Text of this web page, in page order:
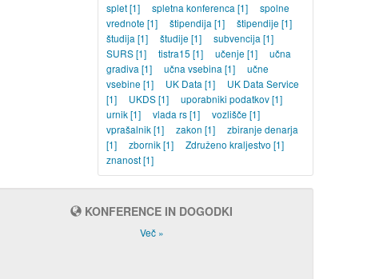
splet[1] spletna konferenca [1]
spolne
vrednote [1] štipendija [1] štipendije [1]
študija [1] študije [1] subvencija [1]
SURS[1] tistra15 [1] učenje [1]
učna
gradiva [1] učna vsebina [1]
učne
vsebine [1] UK Data [1]
UK Data Service
[1]
UKDS[1] uporabniki podatkov[1]
urnik[1] vlada rs[1] vozlišče [1]
vprašalnik[1] zakon [1]
zbiranje denarja
[1]
zbornik[1] Združeno kraljestvo [1]
znanost[1]
KONFERENCE IN DOGODKI
Več »